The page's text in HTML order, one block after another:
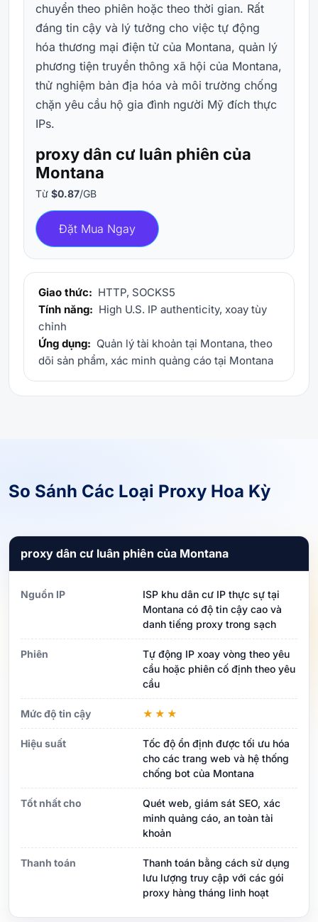
chuyển theo phiên hoặc theo thời gian. Rất
đáng tin cậy và lý tưởng cho việc tự động
hóa thương mại điện tử của Montana, quản lý
phương tiện truyền thông xã hội của Montana,
thử nghiệm bản địa hóa và môi trường chống
chặn yêu cầu hộ gia đình người Mỹ đích thực
IPs.
proxy dân cư luân phiên của
Montana
Từ $0.87/GB
Đặt Mua Ngay
Giao thức: HTTP, SOCKS5
Tính năng: High U.S. IP authenticity, xoay tùy
chỉnh
Ứng dụng: Quản lý tài khoản tại Montana, theo
dõi sản phẩm, xác minh quảng cáo tại Montana
So Sánh Các Loại Proxy Hoa Kỳ
proxy dân cư luân phiên của Montana
Nguồn IP
ISP khu dân cư IP thực sự tại
Montana có độ tin cậy cao và
danh tiếng proxy trong sạch
Phiên
Tự động IP xoay vòng theo yêu
cầu hoặc phiên cố định theo yêu
cầu
Mức độ tin cậy ★★★
Hiệu suất
Tốc độ ổn định được tối ưu hóa
cho các trang web và hệ thống
chống bot của Montana
Tốt nhất cho
Quét web, giám sát SEO, xác
minh quảng cáo, an toàn tài
khoản
Thanh toán
Thanh toán bằng cách sử dụng
lưu lượng truy cập với các gói
proxy hàng tháng linh hoạt